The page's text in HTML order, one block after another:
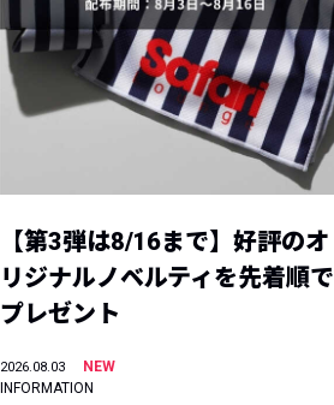
【第3弾は8/16まで】好評のオ
リジナルノベルティを先着順で
プレゼント
2026.08.03
NEW
INFORMATION